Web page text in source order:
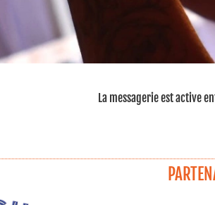
La messagerie est active